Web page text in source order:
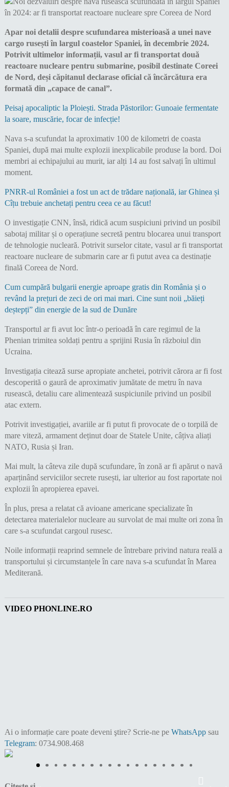
Apar noi detalii despre scufundarea misterioasă a unei nave
cargo rusești în largul coastelor Spaniei, în decembrie 2024.
Potrivit ultimelor informații, vasul ar fi transportat două
reactoare nucleare pentru submarine, posibil destinate Coreei
de Nord, deși căpitanul declarase oficial că încărcătura era
formată din „capace de canal”.
Peisaj apocaliptic la Ploiești. Strada Păstorilor: Gunoaie fermentate
la soare, muscărie, focar de infecție!
Nava s-a scufundat la aproximativ 100 de kilometri de coasta
Spaniei, după mai multe explozii inexplicabile produse la bord. Doi
membri ai echipajului au murit, iar alți 14 au fost salvați în ultimul
moment.
PNRR-ul României a fost un act de trădare națională, iar Ghinea și
Cîțu trebuie anchetați pentru ceea ce au făcut!
O investigație CNN, însă, ridică acum suspiciuni privind un posibil
sabotaj militar și o operațiune secretă pentru blocarea unui transport
de tehnologie nucleară. Potrivit surselor citate, vasul ar fi transportat
reactoare nucleare de submarin care ar fi putut avea ca destinație
finală Coreea de Nord.
Cum cumpără bulgarii energie aproape gratis din România și o
revând la prețuri de zeci de ori mai mari. Cine sunt noii „băieți
deștepți” din energie de la sud de Dunăre
Transportul ar fi avut loc într-o perioadă în care regimul de la
Phenian trimitea soldați pentru a sprijini Rusia în războiul din
Ucraina.
Investigația citează surse apropiate anchetei, potrivit cărora ar fi fost
descoperită o gaură de aproximativ jumătate de metru în nava
rusească, detaliu care alimentează suspiciunile privind un posibil
atac extern.
Potrivit investigației, avariile ar fi putut fi provocate de o torpilă de
mare viteză, armament deținut doar de Statele Unite, câțiva aliați
NATO, Rusia și Iran.
Mai mult, la câteva zile după scufundare, în zonă ar fi apărut o navă
aparținând serviciilor secrete rusești, iar ulterior au fost raportate noi
explozii în apropierea epavei.
În plus, presa a relatat că avioane americane specializate în
detectarea materialelor nucleare au survolat de mai multe ori zona în
care s-a scufundat cargoul rusesc.
Noile informații reaprind semnele de întrebare privind natura reală a
transportului și circumstanțele în care nava s-a scufundat în Marea
Mediterană.
VIDEO PHONLINE.RO
Ai o informație care poate deveni ştire? Scrie-ne pe WhatsAppsau
Telegram: 0734.908.468